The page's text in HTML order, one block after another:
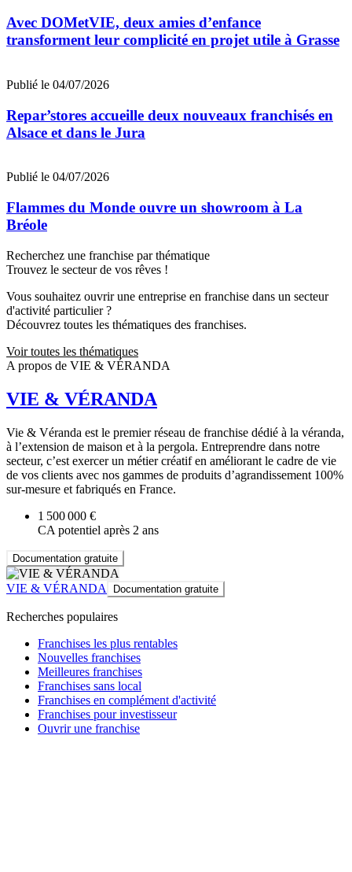
Avec DOMetVIE, deux amies d’enfance
transforment leur complicité en projet utile à Grasse
Publié le 04/07/2026
Repar’stores accueille deux nouveaux franchisés en
Alsace et dans le Jura
Publié le 04/07/2026
Flammes du Monde ouvre un showroom à La
Bréole
Recherchez une franchise par thématique
Trouvez le secteur de vos rêves !
Vous souhaitez ouvrir une entreprise en franchise dans un secteur
d'activité particulier ?
Découvrez toutes les thématiques des franchises.
Voir toutes les thématiques
A propos de VIE & VÉRANDA
VIE & VÉRANDA
Vie & Véranda est le premier réseau de franchise dédié à la véranda,
à l’extension de maison et à la pergola. Entreprendre dans notre
secteur, c’est exercer un métier créatif en améliorant le cadre de vie
de vos clients avec nos gammes de produits d’agrandissement 100%
sur-mesure et fabriqués en France.
1 500 000 €
CA potentiel après 2 ans
Documentation gratuite
VIE & VÉRANDA Documentation gratuite
Recherches populaires
Franchises les plus rentables
Nouvelles franchises
Meilleures franchises
Franchises sans local
Franchises en complément d'activité
Franchises pour investisseur
Ouvrir une franchise